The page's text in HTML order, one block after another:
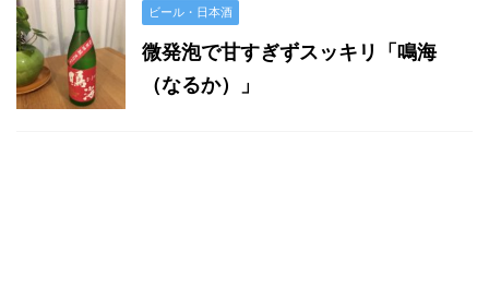
ビール・日本酒
微発泡で甘すぎずスッキリ「鳴海
（なるか）」